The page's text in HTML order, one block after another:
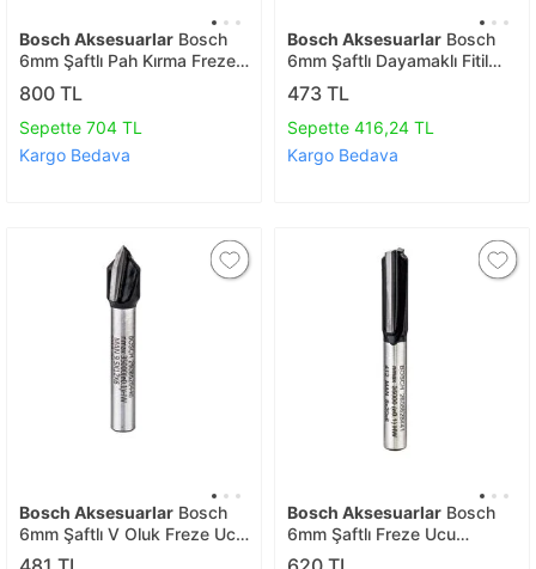
Bosch Aksesuarlar Bosch
6mm Şaftlı Pah Kırma Freze
Ucu 6*34,9*56
2608628448
800 TL
Sepette 704 TL
Kargo Bedava
Bosch Aksesuarlar Bosch
6mm Şaftlı Dayamaklı Fitil
Freze Ucu 6*9,5
2608628451
473 TL
Sepette 416,24 TL
Kargo Bedava
Bosch Aksesuarlar Bosch
6mm Şaftlı V Oluk Freze Ucu
6*9,5 2608628446
Bosch Aksesuarlar Bosch
6mm Şaftlı Freze Ucu
6*12,7*51 2608628443